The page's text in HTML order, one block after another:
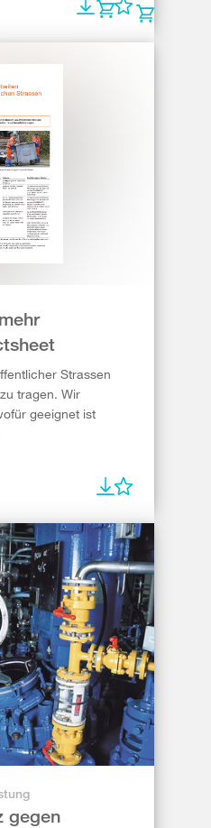
Strassen
tragen. Wir
geeignet ist
gegen